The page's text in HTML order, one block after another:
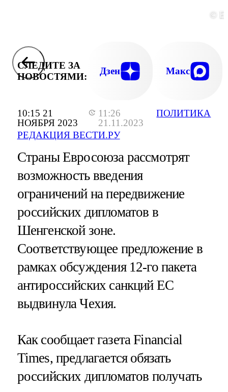
10:15 21
НОЯБРЯ 2023
11:26
21.11.2023
РЕДАКЦИЯ ВЕСТИ.РУ
ПОЛИТИКА
©
СЛЕДИТЕ ЗА
НОВОСТЯМИ:
Дзен Макс
Страны Евросоюза рассмотрят
возможность введения
ограничений на передвижение
российских дипломатов в
Шенгенской зоне.
Соответствующее предложение в
рамках обсуждения 12-го пакета
антироссийских санкций ЕС
выдвинула Чехия.
Как сообщает газета Financial
Times, предлагается обязать
российских дипломатов получать